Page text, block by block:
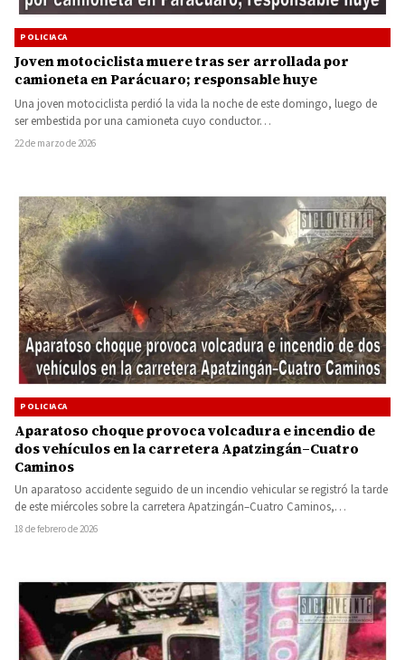
POLICIACA
Joven motociclista muere tras ser arrollada por
camioneta en Parácuaro; responsable huye
Una joven motociclista perdió la vida la noche de este domingo, luego de
ser embestida por una camioneta cuyo conductor…
22 de marzo de 2026
POLICIACA
Aparatoso choque provoca volcadura e incendio de
dos vehículos en la carretera Apatzingán–Cuatro
Caminos
Un aparatoso accidente seguido de un incendio vehicular se registró la tarde
de este miércoles sobre la carretera Apatzingán–Cuatro Caminos,…
18 de febrero de 2026